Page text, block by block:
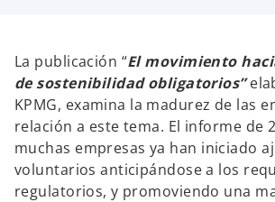
La publicación “El movimiento
de sostenibilidad obligatorios”
KPMG, examina la madurez de las
relación a este tema. El informe de
muchas empresas ya han iniciado
voluntarios anticipándose a los
regulatorios, y promoviendo una